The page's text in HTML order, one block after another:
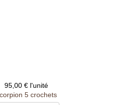
95,00 € l'unité
5 crochets